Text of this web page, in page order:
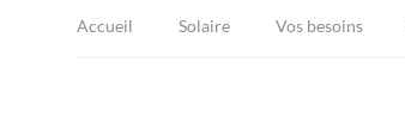
Accueil Solaire Vos besoins